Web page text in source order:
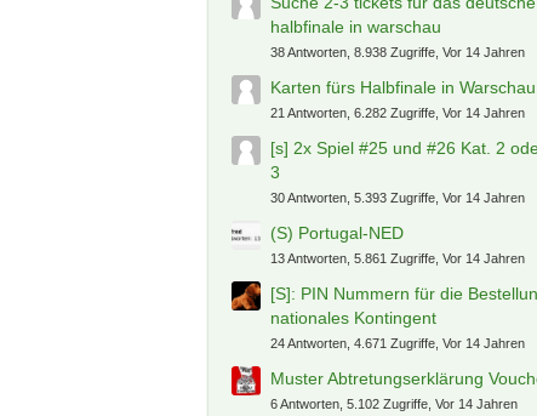
Real Madrid
RM1902 6. August 2026 um 16:34
PDC Dart WM
ElBarto 6. August 2026 um 13:15
Dänische Superliga (FC
Kopenhagen, Bröndby IF, FC
Midtjylland etc.)
Heiße Themen
Attraktive Blondine sucht Tickets für
Danzig
86 Antworten, 10.907 Zugriffe, Vor 14 Jahren